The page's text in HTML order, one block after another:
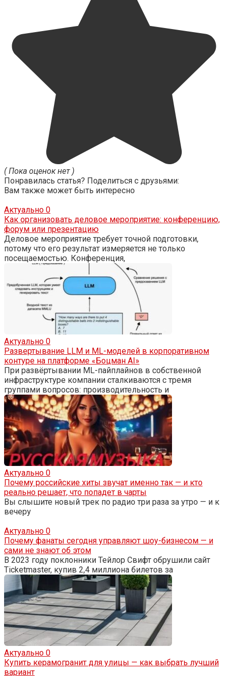
( Пока оценок нет )
Понравилась статья? Поделиться с друзьями:
Вам также может быть интересно
Актуально 0
Как организовать деловое мероприятие: конференцию,
форум или презентацию
Деловое мероприятие требует точной подготовки,
потому что его результат измеряется не только
посещаемостью. Конференция,
Актуально 0
Развертывание LLM и ML-моделей в корпоративном
контуре на платформе «Боцман AI»
При развёртывании ML-пайплайнов в собственной
инфраструктуре компании сталкиваются с тремя
группами вопросов: производительность и
Актуально 0
Почему российские хиты звучат именно так — и кто
реально решает, что попадет в чарты
Вы слышите новый трек по радио три раза за утро — и к
вечеру
Актуально 0
Почему фанаты сегодня управляют шоу-бизнесом — и
сами не знают об этом
В 2023 году поклонники Тейлор Свифт обрушили сайт
Ticketmaster, купив 2,4 миллиона билетов за
Актуально 0
Купить керамогранит для улицы — как выбрать лучший
вариант